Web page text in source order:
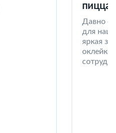
пицца
Давно
для
яркая
оклейке